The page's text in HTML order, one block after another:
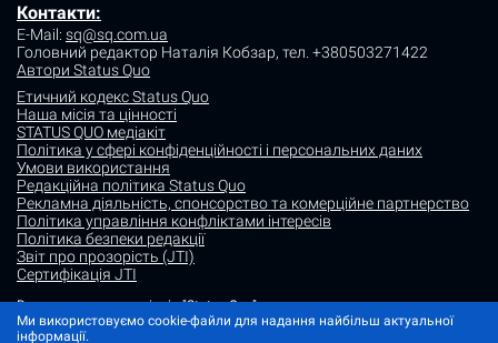
Контакти:
E-Mail: sq@sq.com.ua
Головний редактор Наталія Кобзар, тел. +380503271422
Автори Status Quo
Етичний кодекс Status Quo
Наша місія та цінності
STATUS QUO медіакіт
Політика у сфері конфіденційності і персональних даних
Умови використання
Редакційна політика Status Quo
Рекламна діяльність, спонсорство та комерційне партнерство
Політика управління конфліктами інтересів
Політика безпеки редакції
Звіт про прозорість (JTI)
Сертифікація JTI
Використання матеріалів "Status Quo" дозволяється за умови
посилання (для інтернет-видань - гіперпосилання) на "Status quo".
Матеріали в рубриках "Новини партнерів" і "Прес-релізи" розміщуються
Ми використовуємо cookie-файли для надання найбільш актуальної
інформації.